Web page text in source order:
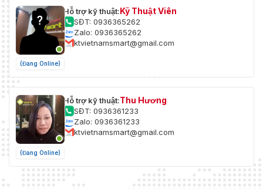
(Đang Online)
Hỗ trợ kỹ thuật:Kỹ Thuật Viên
SĐT: 0936365262
Zalo: 0936365262
ktvietnamsmart@gmail.com
(Đang Online)
Hỗ trợ kỹ thuật:Thu Hương
SĐT: 0936361233
Zalo: 0936361233
ktvietnamsmart@gmail.com